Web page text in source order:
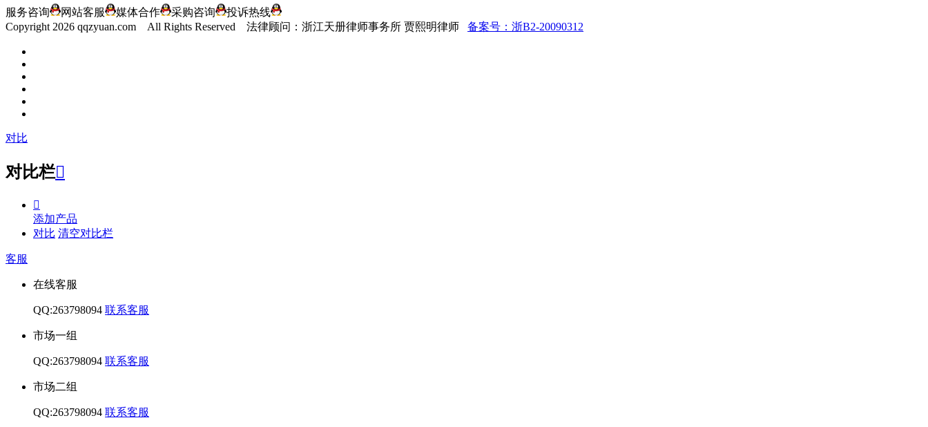
服务咨询 网站客服 媒体合作 采购咨询
投诉热线
Copyright 2026 qqzyuan.com All Rights Reserved 法律顾问：浙江天册律师事务所 贾熙明律师 备案号：浙B2-20090312
对比
对比栏

添加产品
对比 清空对比栏
客服
在线客服
QQ:263798094 联系客服
市场一组
QQ:263798094 联系客服
市场二组
QQ:263798094 联系客服